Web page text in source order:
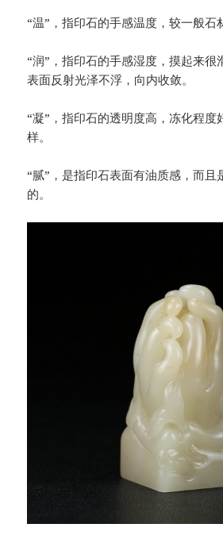
“温”，指印石的手感温度，较一般石
“润”，指印石的手感湿度，摸起来很
表面反射光泽不浮，向内收敛。
“凝”，指印石的透明度高，冻化程度
样。
“腻”，是指印石表面有油质感，而且
的。